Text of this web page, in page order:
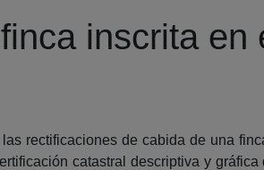
inscrita en
rectificaciones de cabida de una
catastral descriptiva y gráfica